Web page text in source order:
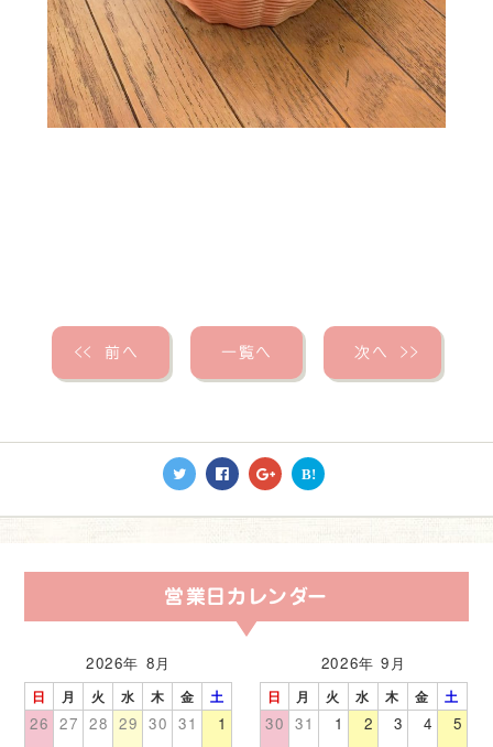
＜＜ 前へ 一覧へ 次へ ＞＞
営業日カレンダー
2026年 8月
日 月 火 水 木 金 土
26 27 28 29 30 31 1
2026年 9月
日 月 火 水 木 金 土
30 31 1 2 3 4 5
B!